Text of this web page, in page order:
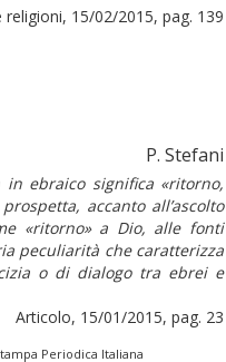
religioni, 15/02/2015, pag. 139
P. Stefani
ebraico significa «ritorno,
accanto all’ascolto
«ritorno» a Dio, alle fonti
peculiarità che caratterizza
o di dialogo tra ebrei e
Articolo, 15/01/2015, pag. 23
Periodica Italiana